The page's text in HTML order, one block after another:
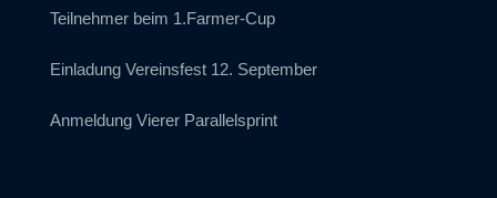
Teilnehmer beim 1.Farmer-Cup
Einladung Vereinsfest 12. September
Anmeldung Vierer Parallelsprint